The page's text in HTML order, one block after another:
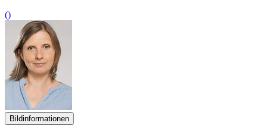
()
Bildinformationen